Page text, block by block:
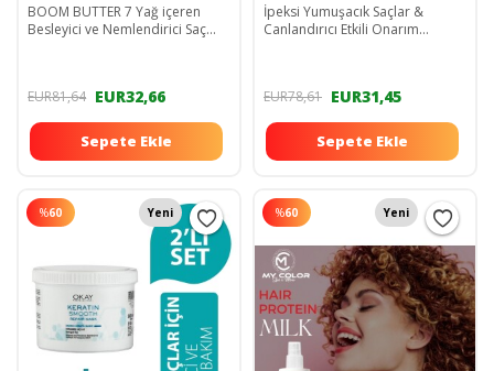
BOOM BUTTER 7 Yağ içeren
Besleyici ve Nemlendirici Saç
EUR81,64 EUR32,66
Sepete Ekle
İpeksi Yumuşacık Saçlar &
Canlandırıcı Etkili Onarım
EUR78,61 EUR31,45
Sepete Ekle
%60 Yeni %60 Yeni